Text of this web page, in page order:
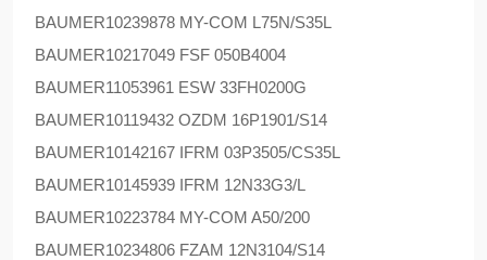
BAUMER10239878 MY-COM L75N/S35L
BAUMER10217049 FSF 050B4004
BAUMER11053961 ESW 33FH0200G
BAUMER10119432 OZDM 16P1901/S14
BAUMER10142167 IFRM 03P3505/CS35L
BAUMER10145939 IFRM 12N33G3/L
BAUMER10223784 MY-COM A50/200
BAUMER10234806 FZAM 12N3104/S14